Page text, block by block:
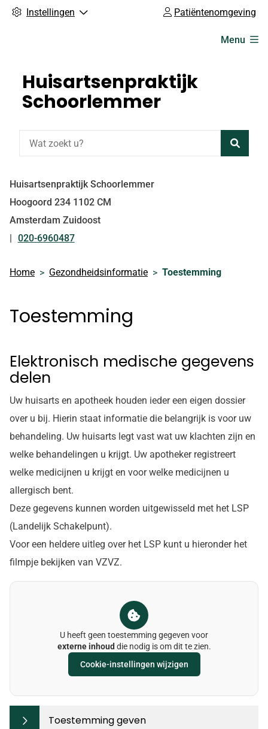
Instellingen Patiëntenomgeving
Menu
Huisartsenpraktijk
Schoorlemmer
Huisartsenpraktijk Schoorlemmer
Hoogoord 234 1102 CM
Amsterdam Zuidoost
Tel:
020-6960487
Home Gezondheidsinformatie Toestemming
Toestemming
Elektronisch medische gegevens
delen
Uw huisarts en apotheek houden ieder een eigen dossier
over u bij. Hierin staat informatie die belangrijk is voor uw
behandeling. Uw huisarts legt vast wat uw klachten zijn en
welke behandelingen u krijgt. Uw apotheker registreert
welke medicijnen u krijgt en voor welke medicijnen u
allergisch bent.
Deze gegevens kunnen worden uitgewisseld met het LSP
(Landelijk Schakelpunt).
Voor een heldere uitleg over het LSP kunt u hieronder het
filmpje bekijken van VZVZ.
U heeft geen toestemming gegeven voor
externe inhoud die nodig is om dit te zien.
Cookie-instellingen wijzigen
Toestemming geven